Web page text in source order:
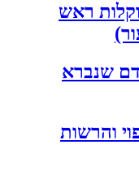
ראש
שנברא
והרשות